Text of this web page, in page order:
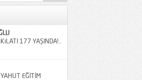
177 YAŞINDA!..
EĞİTİM